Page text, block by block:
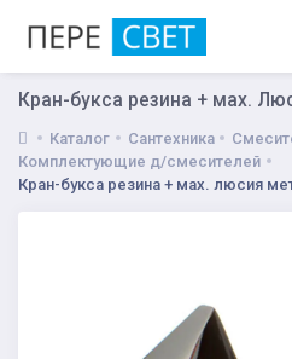
Кран-букса резина + мах.
Каталог Сантехника
Комплектующие д/смесителей
Кран-букса резина + мах. люсия